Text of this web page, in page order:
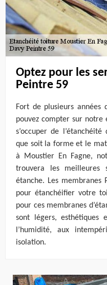
Optez pour les
Peintre 59
Fort de plusieurs années
pouvez compter sur notre
s’occuper de
que soit la forme et le
à Moustier En Fagne,
trouvera les meilleures
étanche. Les membranes
pour étanchéifier votre
pour ces membranes
sont légers, esthétiques
l’humidité, aux
isolation.